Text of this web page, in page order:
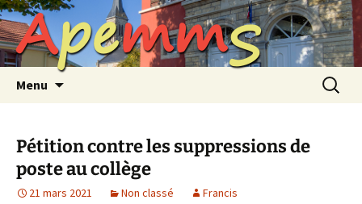
Aller
au
contenu
ApemmS
Menu
Pétition contre les suppressions de
poste au collège
21 mars 2021 Non classé Francis